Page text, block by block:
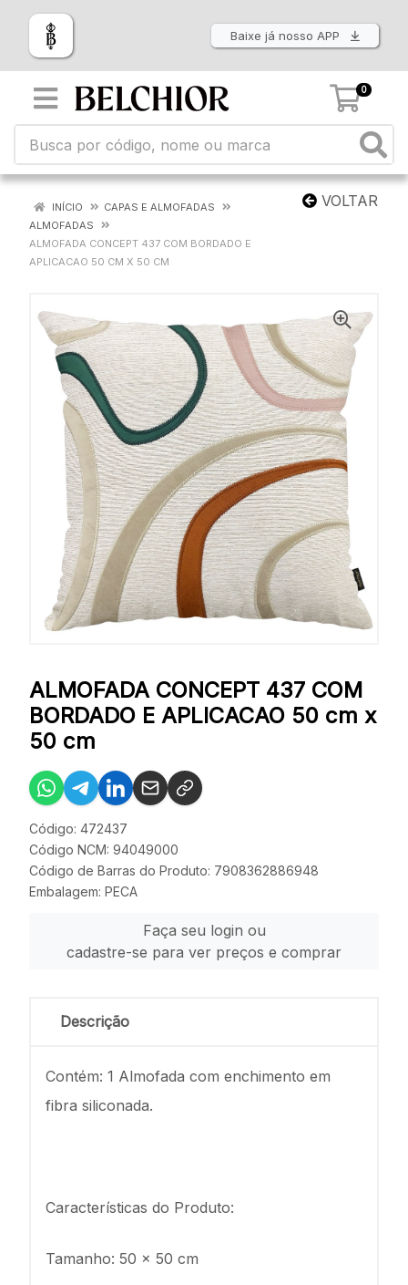
Baixe já nosso APP
0
VOLTAR
INÍCIO
CAPAS E ALMOFADAS
ALMOFADAS
ALMOFADA CONCEPT 437 COM BORDADO E
APLICACAO 50 CM X 50 CM
ALMOFADA CONCEPT 437 COM
BORDADO E APLICACAO 50 cm x
50 cm
Código: 472437
Código NCM: 94049000
Código de Barras do Produto: 7908362886948
Embalagem: PECA
Faça seu login ou
cadastre-se para ver preços e comprar
Descrição
Contém: 1 Almofada com enchimento em
fibra siliconada.
Características do Produto:
Tamanho: 50 x 50 cm